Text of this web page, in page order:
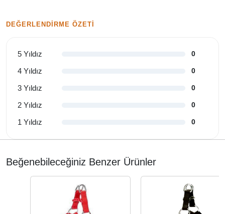
DEĞERLENDIRME ÖZETI
5 Yıldız 0
4 Yıldız 0
3 Yıldız 0
2 Yıldız 0
1 Yıldız 0
Beğenebileceğiniz Benzer Ürünler